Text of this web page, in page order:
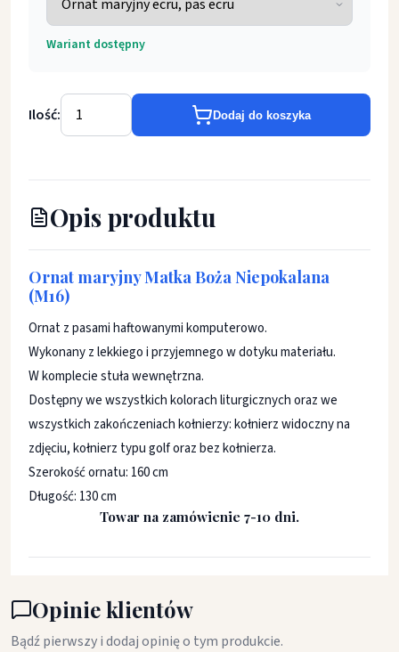
Wariant dostępny
Ilość: Dodaj do koszyka
Opis produktu
Ornat maryjny Matka Boża Niepokalana
(M16)
Ornat z pasami haftowanymi komputerowo.
Wykonany z lekkiego i przyjemnego w dotyku materiału.
W komplecie stuła wewnętrzna.
Dostępny we wszystkich kolorach liturgicznych oraz we
wszystkich zakończeniach kołnierzy: kołnierz widoczny na
zdjęciu, kołnierz typu golf oraz bez kołnierza.
Szerokość ornatu: 160 cm
Długość: 130 cm
Towar na zamówienie 7-10 dni.
Opinie klientów
Bądź pierwszy i dodaj opinię o tym produkcie.